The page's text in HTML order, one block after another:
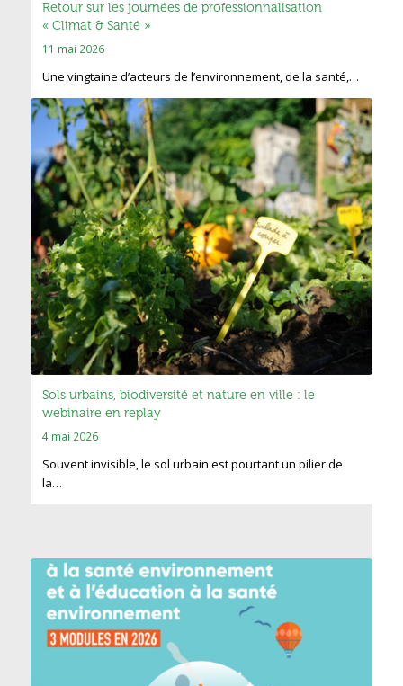
Retour sur les journées de professionnalisation
« Climat & Santé »
11 mai 2026
Une vingtaine d’acteurs de l’environnement, de la santé,…
Sols urbains, biodiversité et nature en ville : le
webinaire en replay
4 mai 2026
Souvent invisible, le sol urbain est pourtant un pilier de
la…